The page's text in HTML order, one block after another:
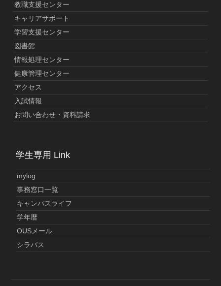
教職支援センター
キャリアサポート
学習支援センター
図書館
情報処理センター
健康管理センター
アクセス
入試情報
お問い合わせ・資料請求
学生専用 Link
mylog
事務窓口一覧
キャンパスライフ
学年暦
OUSメール
シラバス